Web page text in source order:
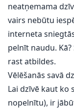
neatņemama
vairs nebūtu
interneta
pelnīt naudu.
rast atbildes.
Vēlēšanās savā
Lai dzīvē kaut ko
nopelnītu), ir